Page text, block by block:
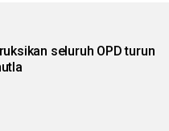
seluruh OPD turun